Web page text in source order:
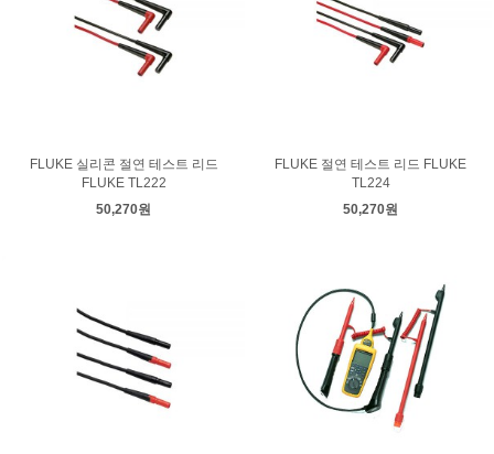
FLUKE 실리콘 절연 테스트 리드
FLUKE TL222
50,270원
FLUKE 절연 테스트 리드 FLUKE
TL224
50,270원